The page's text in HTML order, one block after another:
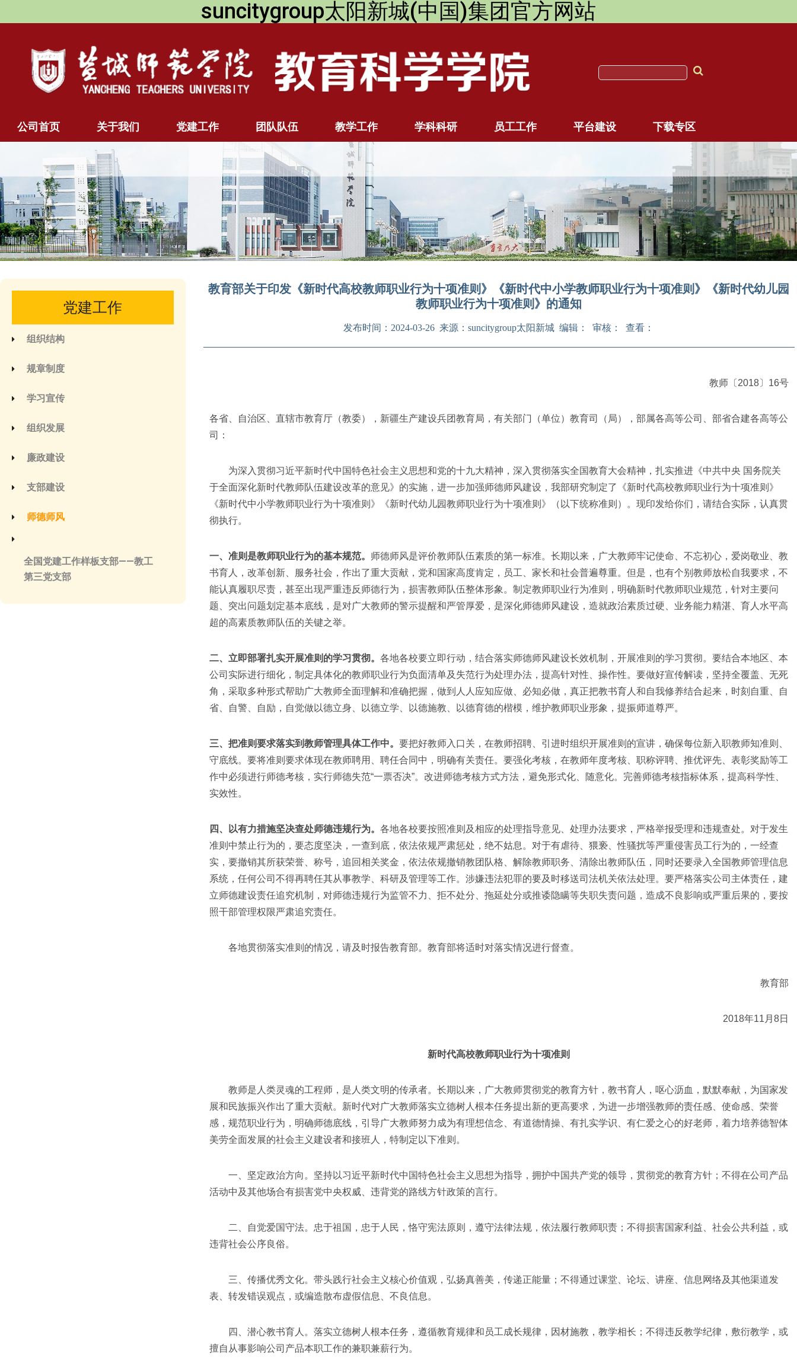
suncitygroup太阳新城(中国)集团官方网站
公司首页 关于我们 党建工作 团队队伍 教学工作 学科科研 员工工作 平台建设 下载专区
党建工作
组织结构
规章制度
学习宣传
组织发展
廉政建设
支部建设
师德师风
全国党建工作样板支部——教工
第三党支部
教育部关于印发《新时代高校教师职业行为十项准则》《新时代中小学教师职业行为十项准则》《新时代幼儿园
教师职业行为十项准则》的通知
发布时间：2024-03-26 来源：suncitygroup太阳新城 编辑： 审核： 查看：
教师〔2018〕16号
各省、自治区、直辖市教育厅（教委），新疆生产建设兵团教育局，有关部门（单位）教育司（局），部属各高等公司、部省合建各高等公
司：
为深入贯彻习近平新时代中国特色社会主义思想和党的十九大精神，深入贯彻落实全国教育大会精神，扎实推进《中共中央 国务院关
于全面深化新时代教师队伍建设改革的意见》的实施，进一步加强师德师风建设，我部研究制定了《新时代高校教师职业行为十项准则》
《新时代中小学教师职业行为十项准则》《新时代幼儿园教师职业行为十项准则》（以下统称准则）。现印发给你们，请结合实际，认真贯
彻执行。
一、准则是教师职业行为的基本规范。 师德师风是评价教师队伍素质的第一标准。长期以来，广大教师牢记使命、不忘初心，爱岗敬业、教
书育人，改革创新、服务社会，作出了重大贡献，党和国家高度肯定，员工、家长和社会普遍尊重。但是，也有个别教师放松自我要求，不
能认真履职尽责，甚至出现严重违反师德行为，损害教师队伍整体形象。制定教师职业行为准则，明确新时代教师职业规范，针对主要问
题、突出问题划定基本底线，是对广大教师的警示提醒和严管厚爱，是深化师德师风建设，造就政治素质过硬、业务能力精湛、育人水平高
超的高素质教师队伍的关键之举。
二、立即部署扎实开展准则的学习贯彻。 各地各校要立即行动，结合落实师德师风建设长效机制，开展准则的学习贯彻。要结合本地区、本
公司实际进行细化，制定具体化的教师职业行为负面清单及失范行为处理办法，提高针对性、操作性。要做好宣传解读，坚持全覆盖、无死
角，采取多种形式帮助广大教师全面理解和准确把握，做到人人应知应做、必知必做，真正把教书育人和自我修养结合起来，时刻自重、自
省、自警、自励，自觉做以德立身、以德立学、以德施教、以德育德的楷模，维护教师职业形象，提振师道尊严。
三、把准则要求落实到教师管理具体工作中。 要把好教师入口关，在教师招聘、引进时组织开展准则的宣讲，确保每位新入职教师知准则、
守底线。要将准则要求体现在教师聘用、聘任合同中，明确有关责任。要强化考核，在教师年度考核、职称评聘、推优评先、表彰奖励等工
作中必须进行师德考核，实行师德失范“一票否决”。改进师德考核方式方法，避免形式化、随意化。完善师德考核指标体系，提高科学性、
实效性。
四、以有力措施坚决查处师德违规行为。 各地各校要按照准则及相应的处理指导意见、处理办法要求，严格举报受理和违规查处。对于发生
准则中禁止行为的，要态度坚决，一查到底，依法依规严肃惩处，绝不姑息。对于有虐待、猥亵、性骚扰等严重侵害员工行为的，一经查
实，要撤销其所获荣誉、称号，追回相关奖金，依法依规撤销教团队格、解除教师职务、清除出教师队伍，同时还要录入全国教师管理信息
系统，任何公司不得再聘任其从事教学、科研及管理等工作。涉嫌违法犯罪的要及时移送司法机关依法处理。要严格落实公司主体责任，建
立师德建设责任追究机制，对师德违规行为监管不力、拒不处分、拖延处分或推诿隐瞒等失职失责问题，造成不良影响或严重后果的，要按
照干部管理权限严肃追究责任。
各地贯彻落实准则的情况，请及时报告教育部。教育部将适时对落实情况进行督查。
教育部
2018年11月8日
新时代高校教师职业行为十项准则
教师是人类灵魂的工程师，是人类文明的传承者。长期以来，广大教师贯彻党的教育方针，教书育人，呕心沥血，默默奉献，为国家发
展和民族振兴作出了重大贡献。新时代对广大教师落实立德树人根本任务提出新的更高要求，为进一步增强教师的责任感、使命感、荣誉
感，规范职业行为，明确师德底线，引导广大教师努力成为有理想信念、有道德情操、有扎实学识、有仁爱之心的好老师，着力培养德智体
美劳全面发展的社会主义建设者和接班人，特制定以下准则。
一、坚定政治方向。坚持以习近平新时代中国特色社会主义思想为指导，拥护中国共产党的领导，贯彻党的教育方针；不得在公司产品
活动中及其他场合有损害党中央权威、违背党的路线方针政策的言行。
二、自觉爱国守法。忠于祖国，忠于人民，恪守宪法原则，遵守法律法规，依法履行教师职责；不得损害国家利益、社会公共利益，或
违背社会公序良俗。
三、传播优秀文化。带头践行社会主义核心价值观，弘扬真善美，传递正能量；不得通过课堂、论坛、讲座、信息网络及其他渠道发
表、转发错误观点，或编造散布虚假信息、不良信息。
四、潜心教书育人。落实立德树人根本任务，遵循教育规律和员工成长规律，因材施教，教学相长；不得违反教学纪律，敷衍教学，或
擅自从事影响公司产品本职工作的兼职兼薪行为。